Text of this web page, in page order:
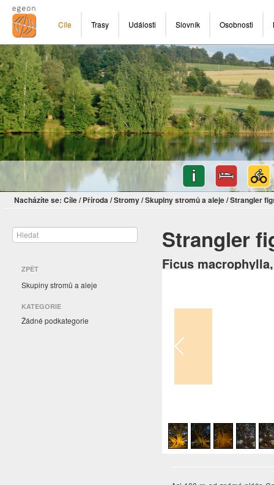
Cíle Trasy Události Slovník Osobnosti
Nacházíte se: Cíle/ Příroda/Stromy/Skupiny stromů a aleje/Strangler
ZPĚT
Skupiny stromů a aleje
KATEGORIE
Žádné podkategorie
Strangler
Ficus